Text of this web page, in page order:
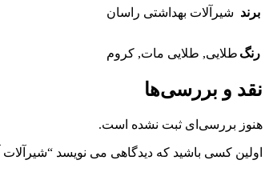
برند شیرآلات بهداشتی راسان
رنگ طلایی, طلایی مات, کروم
نقد و بررسی‌ها
هنوز بررسی‌ای ثبت نشده است.
اولین کسی باشید که دیدگاهی می نویسد